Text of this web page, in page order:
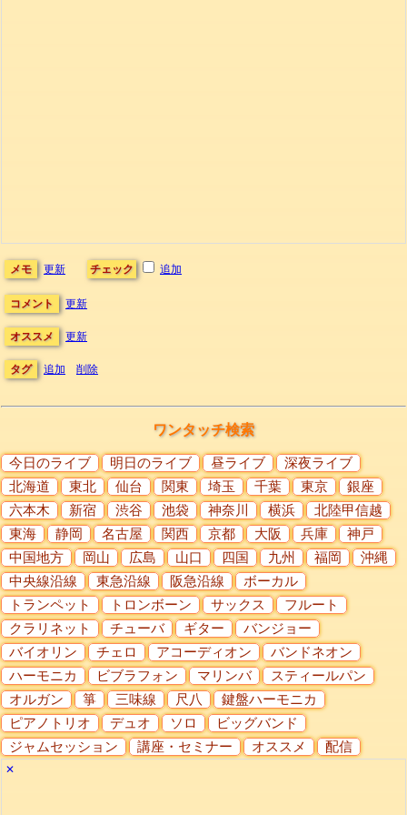
メモ 更新 チェック 追加
コメント 更新
オススメ 更新
タグ 追加 削除
ワンタッチ検索
今日のライブ 明日のライブ 昼ライブ
深夜ライブ
北海道
東北 仙台 関東 埼玉 千葉 東京
銀座
六本木
新宿 渋谷 池袋 神奈川 横浜
北陸甲信越
東海
静岡 名古屋 関西 京都 大阪 兵庫
神戸
中国地方
岡山 広島 山口 四国 九州 福岡
沖縄
中央線沿線
東急沿線 阪急沿線
ボーカル
トランペット
トロンボーン サックス
フルート
クラリネット
チューバ ギター
バンジョー
バイオリン
チェロ アコーディオン
バンドネオン
ハーモニカ
ビブラフォン マリンバ
スティールパン
オルガン
箏 三味線 尺八
鍵盤ハーモニカ
ピアノトリオ
デュオ ソロ
ビッグバンド
ジャムセッション
講座・セミナー オススメ 配信
✕